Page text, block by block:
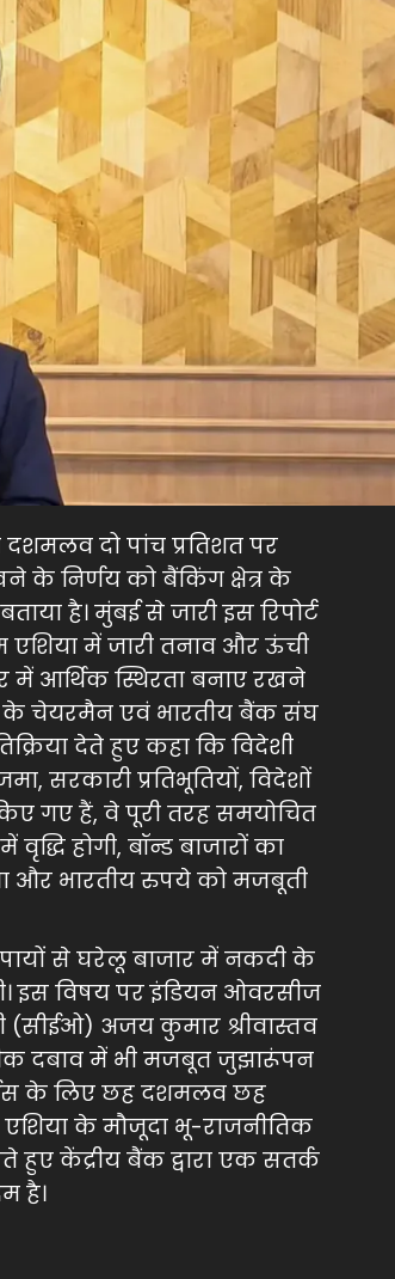
दशमलव दो पांच प्रतिशत पर
के निर्णय को बैंकिंग क्षेत्र के
है। मुंबई से जारी इस रिपोर्ट
एशिया में जारी तनाव और ऊंची
में आर्थिक स्थिरता बनाए रखने
के चेयरमैन एवं भारतीय बैंक संघ
देते हुए कहा कि विदेशी
प्रतिभूतियों, विदेशों
गए हैं, वे पूरी तरह समयोचित
होगी, बॉन्ड बाजारों का
और भारतीय रुपये को मजबूती
से घरेलू बाजार में नकदी के
इस विषय पर इंडियन ओवरसीज
अजय कुमार श्रीवास्तव
दबाव में भी मजबूत जुझारूंपन
के लिए छह दशमलव छह
एशिया के मौजूदा भू-राजनीतिक
केंद्रीय बैंक द्वारा एक सतर्क
है।